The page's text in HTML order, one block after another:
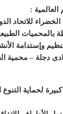
:
الخضراء للاتحاد
بالمحميات
وإستدامة
دجلة – محمية
لحماية